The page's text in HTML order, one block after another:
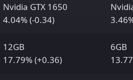
Nvidia GTX 1650
4.04% (-0.34)
12GB
17.79% (+0.36)
6GB